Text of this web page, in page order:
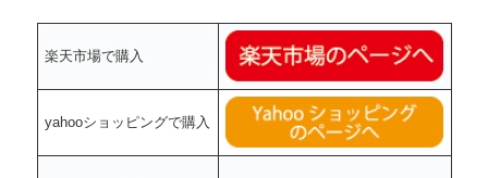
楽天市場で購入
yahooショッピングで購入